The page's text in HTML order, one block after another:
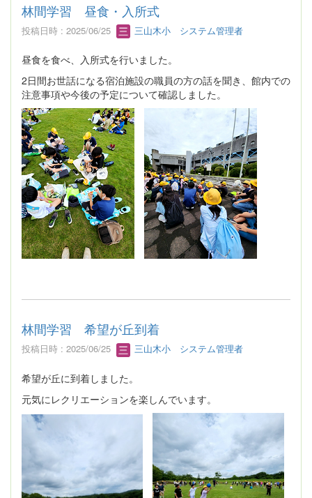
林間学習 昼食・入所式
投稿日時 : 2025/06/25 三山木小 システム管理者
昼食を食べ、入所式を行いました。
2日間お世話になる宿泊施設の職員の方の話を聞き、館内での
注意事項や今後の予定について確認しました。
林間学習 希望が丘到着
投稿日時 : 2025/06/25 三山木小 システム管理者
希望が丘に到着しました。
元気にレクリエーションを楽しんでいます。